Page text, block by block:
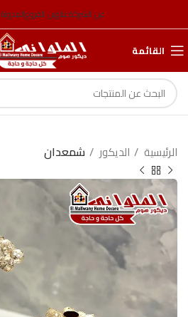
عن الشركةعناوين الفروعالمدونة
القائمة
الرئيسية الدیكور شمعدان